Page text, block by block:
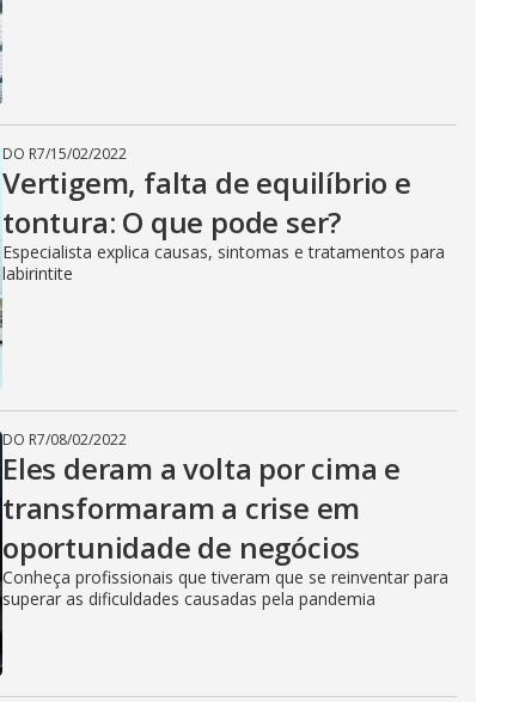
DO R7/15/02/2022
Vertigem, falta de equilíbrio e
tontura: O que pode ser?
Especialista explica causas, sintomas e tratamentos para
labirintite
DO R7/08/02/2022
Eles deram a volta por cima e
transformaram a crise em
oportunidade de negócios
Conheça profissionais que tiveram que se reinventar para
superar as dificuldades causadas pela pandemia